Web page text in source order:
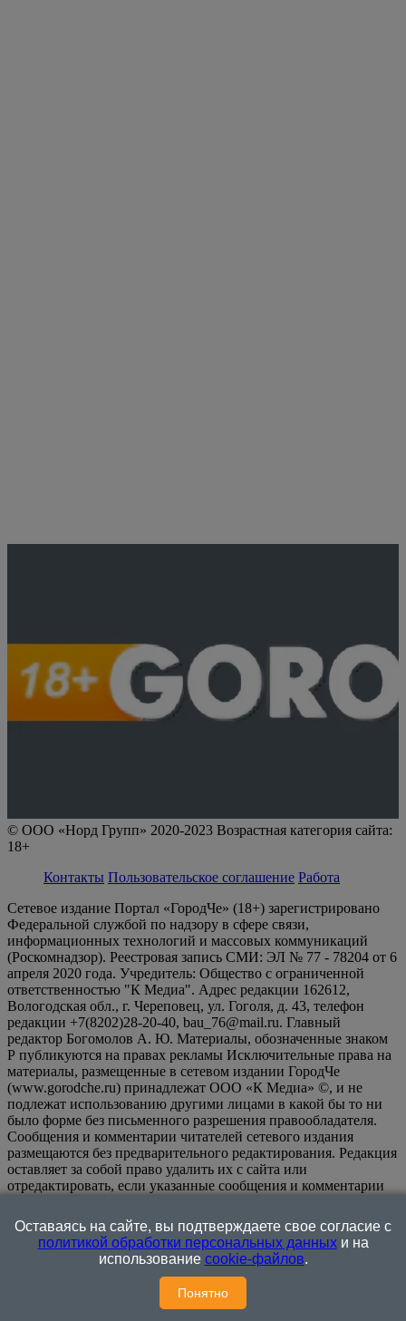
Памятник русским воинам и князю Александру
Невскому в честь победы над немецкими рыцарями
© ООО «Норд Групп» 2020-2023 Возрастная категория сайта:
18+
Контакты Пользовательское соглашение Работа
Сетевое издание Портал «ГородЧе» (18+) зарегистрировано
Федеральной службой по надзору в сфере связи,
информационных технологий и массовых коммуникаций
(Роскомнадзор). Реестровая запись СМИ: ЭЛ № 77 - 78204 от 6
апреля 2020 года. Учредитель: Общество с ограниченной
ответственностью "К Медиа". Адрес редакции 162612,
Вологодская обл., г. Череповец, ул. Гоголя, д. 43, телефон
редакции +7(8202)28-20-40, bau_76@mail.ru. Главный
редактор Богомолов А. Ю. Материалы, обозначенные знаком
Р публикуются на правах рекламы Исключительные права на
материалы, размещенные в сетевом издании ГородЧе
(www.gorodche.ru) принадлежат ООО «К Медиа» ©, и не
подлежат использованию другими лицами в какой бы то ни
было форме без письменного разрешения правообладателя.
Сообщения и комментарии читателей сетевого издания
размещаются без предварительного редактирования. Редакция
оставляет за собой право удалить их с сайта или
отредактировать, если указанные сообщения и комментарии
или нарушением иных требований закона.
информационном ресурсе применяются рекомендательные
технологии (информационные технологии предоставления
информации на основе сбора, систематизации и анализа
сведений, относящихся к предпочтениям пользователей сети
"Интернет", находящихся на территории Российской
Оставаясь на сайте, вы подтверждаете свое согласие с
политикой обработки персональных данныхи на
использование cookie-файлов.
Понятно